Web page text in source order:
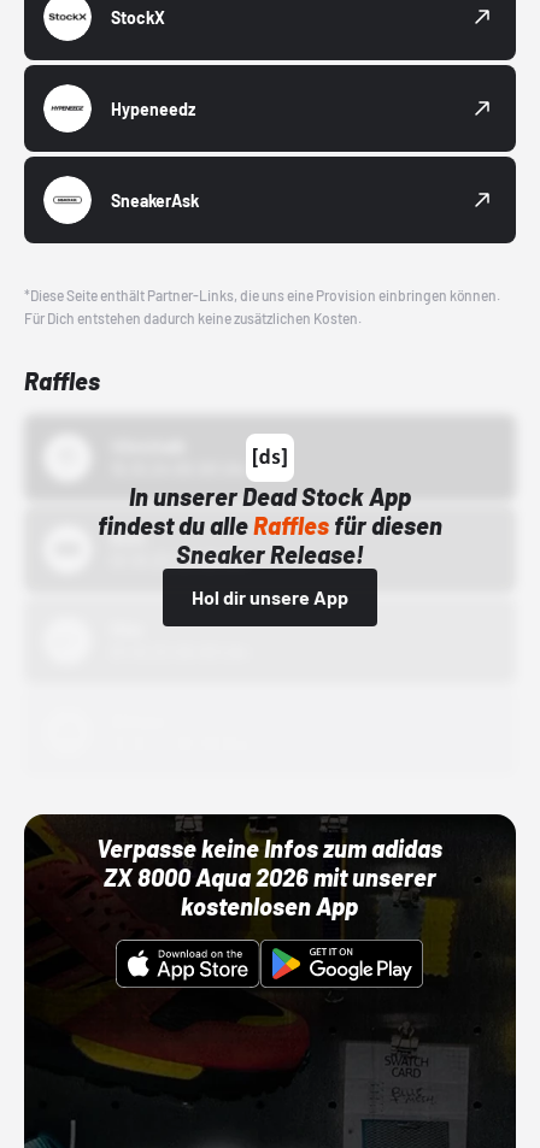
StockX
Hypeneedz
SneakerAsk
*Diese Seite enthält Partner-Links, die uns eine Provision einbringen können.
Für Dich entstehen dadurch keine zusätzlichen Kosten.
Raffles
In unserer Dead Stock App
findest du alleRafflesfür diesen
Sneaker Release!
Hol dir unsere App
Bstn
01.10.22 00:00 Uhr
Verpasse keine Infos zum adidas
ZX 8000 Aqua 2026 mit unserer
kostenlosen App